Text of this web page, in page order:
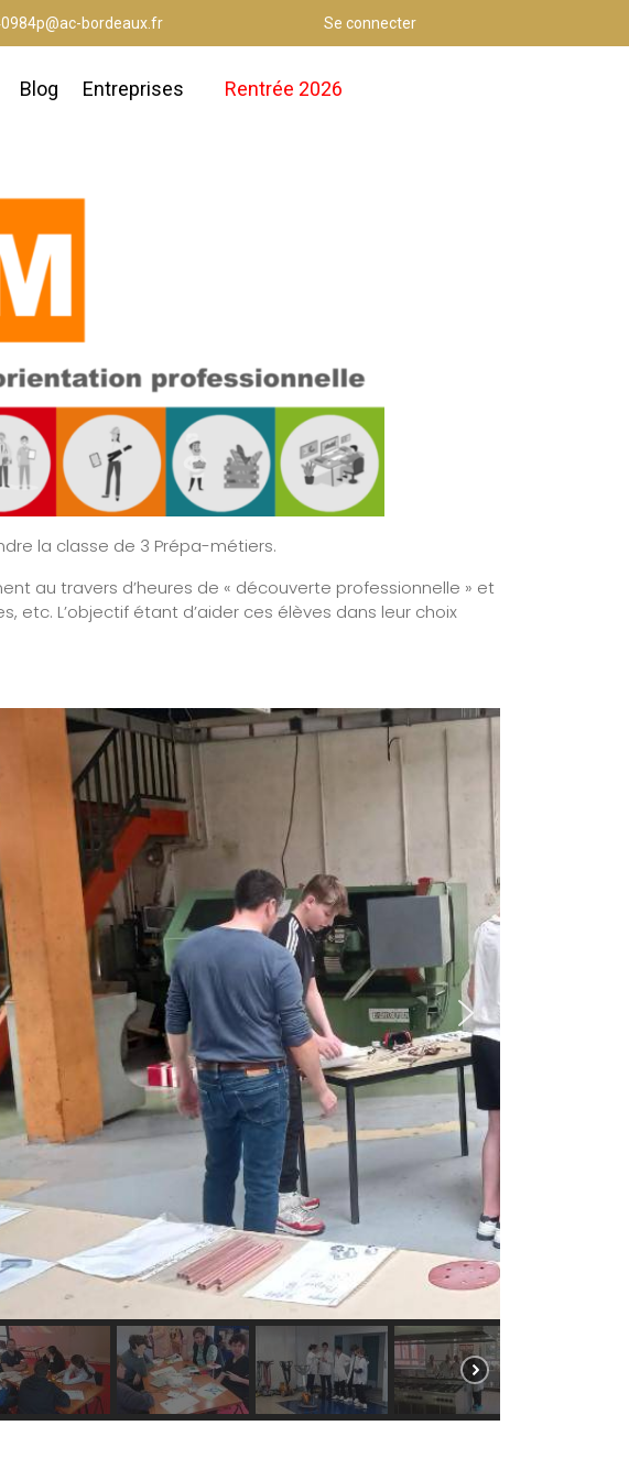
bordeaux.fr Se connecter
Blog Entreprises Rentrée 2026
la classe de 3 Prépa-métiers.
au travers d’heures de « découverte professionnelle » et
etc. L’objectif étant d’aider ces élèves dans leur choix